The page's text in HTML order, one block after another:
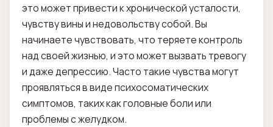
это может привести к хронической усталости,
чувству вины и недовольству собой. Вы
начинаете чувствовать, что теряете контроль
над своей жизнью, и это может вызвать тревогу
и даже депрессию. Часто такие чувства могут
проявляться в виде психосоматических
симптомов, таких как головные боли или
проблемы с желудком.